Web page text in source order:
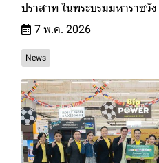
ปราสาท ในพระบรมมหาราชวัง
7 พ.ค. 2026
News